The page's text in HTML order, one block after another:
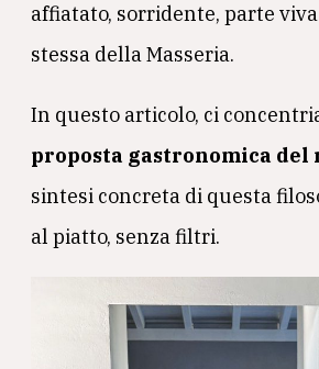
affiatato, sorridente, parte
stessa della Masseria.
In questo articolo, ci
proposta gastronomica
sintesi concreta di questa
al piatto, senza filtri.